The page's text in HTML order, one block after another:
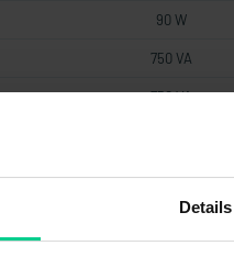
Details
90 W
750 VA
750 VA
0,12 VA
0,12 W